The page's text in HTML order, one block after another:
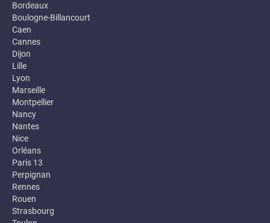
Bordeaux
Boulogne-Billancourt
Caen
Cannes
Dijon
Lille
Lyon
Marseille
Montpellier
Nancy
Nantes
Nice
Orléans
Paris 13
Perpignan
Rennes
Rouen
Strasbourg